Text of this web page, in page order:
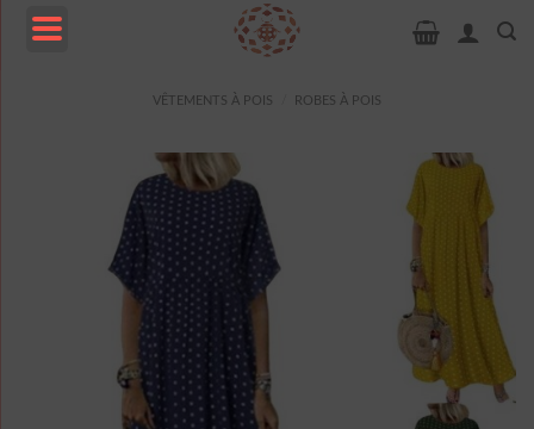
Passer
VÊTEMENTS À POIS ROBES À POIS